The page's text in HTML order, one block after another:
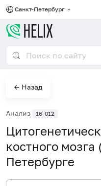
Санкт-Петербург
← Назад
Анализ 16-012
костного
Петербурге